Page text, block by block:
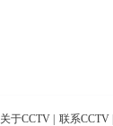
关于CCTV 联系CCTV